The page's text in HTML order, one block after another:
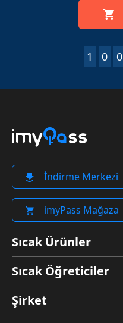
1 0 0
İndirme Merkezi
imyPass Mağaza
Sıcak Ürünler
Sıcak Öğreticiler
Şirket